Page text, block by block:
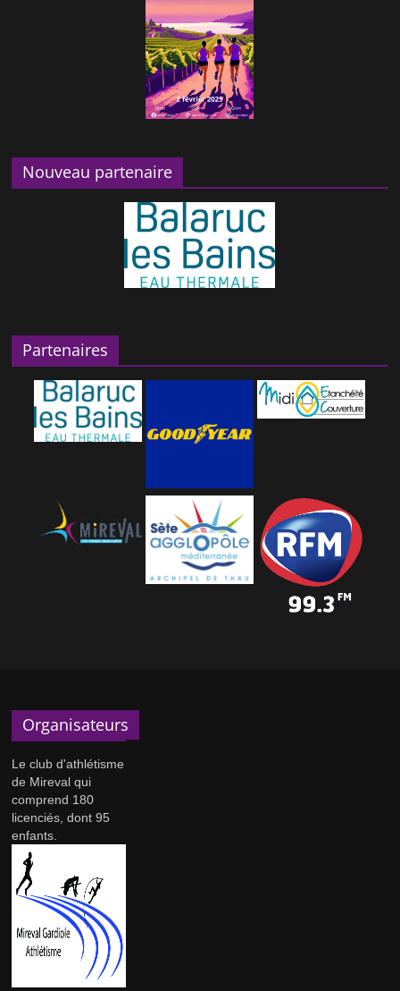
Nouveau partenaire
Partenaires
Organisateurs
Le club d'athlétisme
de Mireval qui
comprend 180
licenciés, dont 95
enfants.